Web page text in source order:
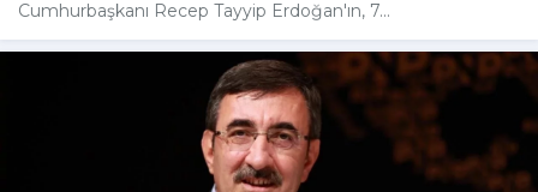
Cumhurbaşkanı Recep Tayyip Erdoğan'ın, 7...